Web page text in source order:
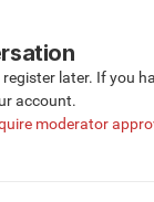
later. If you
account.
moderator